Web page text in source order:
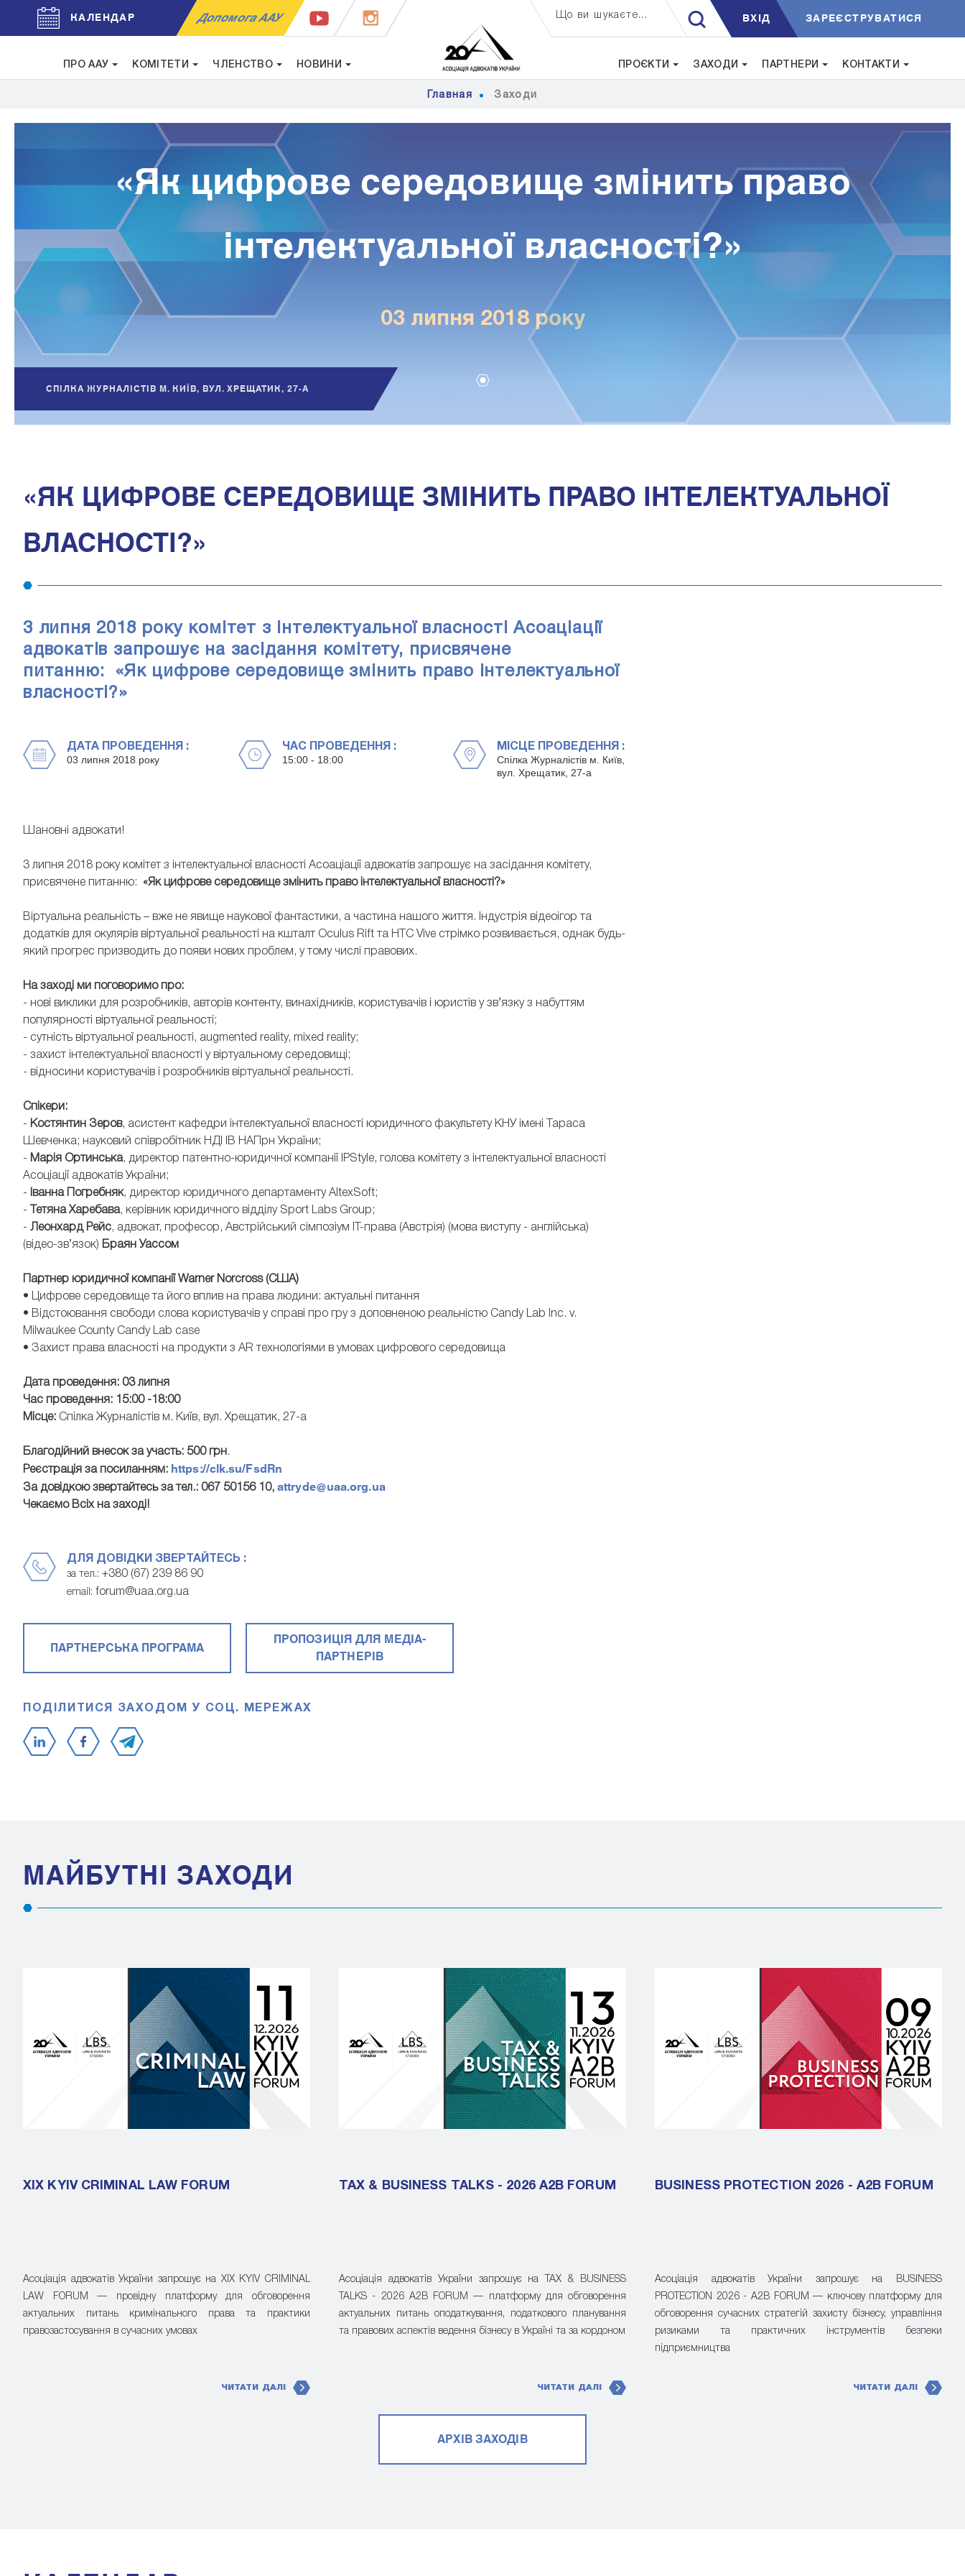
КАЛЕНДАР Допомога ААУ Що ви шукаєте... ВXIД ЗАРЕЄСТРУВАТИСЯ
ПРО ААУ КОМІТЕТИ ЧЛЕНСТВО НОВИНИ ПРОЄКТИ ЗАХОДИ ПАРТНЕРИ КОНТАКТИ
Главная Заходи
«Як цифрове середовище змінить право
інтелектуальної власності?»
03 липня 2018 року
СПІЛКА ЖУРНАЛІСТІВ М. КИЇВ, ВУЛ. ХРЕЩАТИК, 27-А
«ЯК ЦИФРОВЕ СЕРЕДОВИЩЕ ЗМІНИТЬ ПРАВО ІНТЕЛЕКТУАЛЬНОЇ
ВЛАСНОСТІ?»
3 липня 2018 року комітет з інтелектуальної власності Асоаціації
адвокатів запрошує на засідання комітету, присвячене
питанню: «Як цифрове середовище змінить право інтелектуальної
власності?»
ДАТА ПРОВЕДЕННЯ :
03 липня 2018 року
ЧАС ПРОВЕДЕННЯ :
15:00 - 18:00
МІСЦЕ ПРОВЕДЕННЯ :
Спілка Журналістів м. Київ,
вул. Хрещатик, 27-а
Шановні адвокати!
3 липня 2018 року комітет з інтелектуальної власності Асоаціації адвокатів запрошує на засідання комітету,
присвячене питанню: «Як цифрове середовище змінить право інтелектуальної власності?»
Віртуальна реальність – вже не явище наукової фантастики, а частина нашого життя. Індустрія відеоігор та
додатків для окулярів віртуальної реальності на кшталт Oculus Rift та HTC Vive стрімко розвивається, однак будь-
який прогрес призводить до появи нових проблем, у тому числі правових.
На заході ми поговоримо про:
- нові виклики для розробників, авторів контенту, винахідників, користувачів і юристів у зв’язку з набуттям
популярності віртуальної реальності;
- сутність віртуальної реальності, augmented reality, mixed reality;
- захист інтелектуальної власності у віртуальному середовищі;
- відносини користувачів і розробників віртуальної реальності.
Спікери:
- Костянтин Зеров, асистент кафедри інтелектуальної власності юридичного факультету КНУ імені Тараса
Шевченка; науковий співробітник НДІ ІВ НАПрн України;
- Марія Ортинська, директор патентно-юридичної компанії IPStyle, голова комітету з інтелектуальної власності
Асоціації адвокатів України;
-
Іванна Погребняк, директор юридичного департаменту AltexSoft;
-
Тетяна Харебава, керівник юридичного відділу Sport Labs Group;
- Леонхард Рейс, адвокат, професор, Австрійський сімпозіум ІТ-права (Австрія) (мова виступу - англійська)
(відео-зв’язок) Браян Уассом
Партнер юридичної компанії Warner Norcross (США)
• Цифрове середовище та його вплив на права людини: актуальні питання
• Відстоювання свободи слова користувачів у справі про гру з доповненою реальністю Candy Lab Inc. v.
Milwaukee County Candy Lab case
• Захист права власності на продукти з AR технологіями в умовах цифрового середовища
Дата проведення: 03 липня
Час проведення:
15:00 -18:00
Місце: Спілка Журналістів м. Київ, вул. Хрещатик, 27-а
Благодійний внесок за участь: 500 грн .
Реєстрація за посиланням: https://clk.su/FsdRn
За довідкою звертайтесь за тел.: 067 50156 10, attryde@uaa.org.ua
Чекаємо Всіх на заході!
ДЛЯ ДОВІДКИ ЗВЕРТАЙТЕСЬ :
за тел.: +380 (67) 239 86 90
email: forum@uaa.org.ua
ПАРТНЕРСЬКА ПРОГРАМА
ПРОПОЗИЦІЯ ДЛЯ МЕДІА-
ПАРТНЕРІВ
ПОДІЛИТИСЯ ЗАХОДОМ У СОЦ. МЕРЕЖАХ
МАЙБУТНІ ЗАХОДИ
XIX KYIV CRIMINAL LAW FORUM
Асоціація адвокатів України запрошує на XIX KYIV CRIMINAL
LAW FORUM — провідну платформу для обговорення
актуальних питань кримінального права та практики
правозастосування в сучасних умовах
ЧИТАТИ ДАЛІ
TAX & BUSINESS TALKS - 2026 A2B FORUM
Асоціація адвокатів України запрошує на TAX & BUSINESS
TALKS - 2026 A2B FORUM — платформу для обговорення
актуальних питань оподаткування, податкового планування
та правових аспектів ведення бізнесу в Україні та за кордоном
ЧИТАТИ ДАЛІ
BUSINESS PROTECTION 2026 - A2B FORUM
Асоціація адвокатів України запрошує на BUSINESS
PROTECTION 2026 - A2B FORUM — ключову платформу для
обговорення сучасних стратегій захисту бізнесу, управління
ризиками та практичних інструментів безпеки
підприємництва
ЧИТАТИ ДАЛІ
АРХІВ ЗАХОДІВ